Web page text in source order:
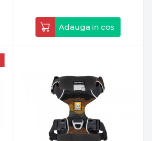
Adauga in cos